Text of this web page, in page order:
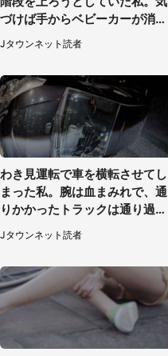
づけば手からベビーカーが消え
ていて（神奈川県・60代女性）
Jタウンネット読者
わき見運転で車を横転させてし
まった私。腕は血まみれで、通
りかかったトラックは通り過ぎ
ていき...（福岡県・30代女性）
Jタウンネット読者